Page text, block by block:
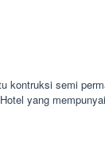
semi
yang